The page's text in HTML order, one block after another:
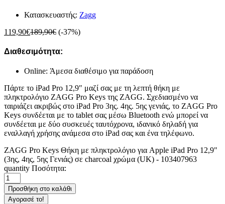
Κατασκευαστής: Zagg
119,90€189,90€ (-37%)
Διαθεσιμότητα:
Online: Άμεσα διαθέσιμο για παράδοση
Πάρτε το iPad Pro 12,9″ μαζί σας με τη λεπτή θήκη με
πληκτρολόγιο ZAGG Pro Keys της ZAGG. Σχεδιασμένο να
ταιριάζει ακριβώς στο iPad Pro 3ης. 4ης. 5ης γενιάς, το ZAGG Pro
Keys συνδέεται με το tablet σας μέσω Bluetooth ενώ μπορεί να
συνδέεται με δύο συσκευές ταυτόχρονα, ιδανικό δηλαδή για
εναλλαγή χρήσης ανάμεσα στο iPad σας και ένα τηλέφωνο.
ZAGG Pro Keys Θήκη με πληκτρολόγιο για Apple iPad Pro 12,9"
(3ης, 4ης, 5ης Γενιάς) σε charcoal χρώμα (UK) - 103407963
quantity Ποσότητα:
Προσθήκη στο καλάθι
Αγορασέ το!